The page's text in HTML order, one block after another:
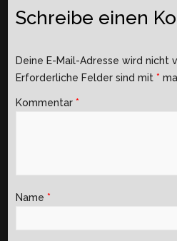
Schreibe einen
Deine E-Mail-Adresse wird nicht
Erforderliche Felder sind mit *
Kommentar *
Name *